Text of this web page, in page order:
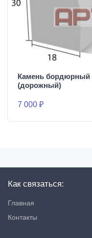
Камень бордюрный
(дорожный)
7 000 ₽
Как связаться:
Главная
Контакты